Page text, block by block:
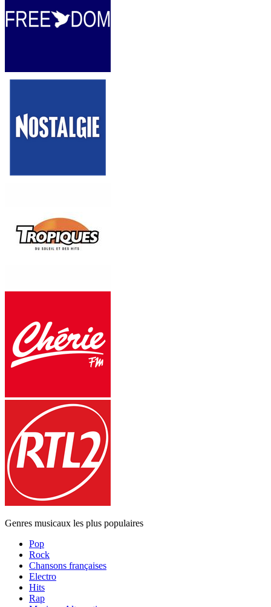
Genres musicaux les plus populaires
Pop
Rock
Chansons françaises
Electro
Hits
Rap